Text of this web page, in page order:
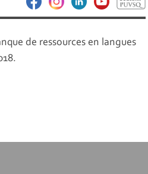
de ressources en langues